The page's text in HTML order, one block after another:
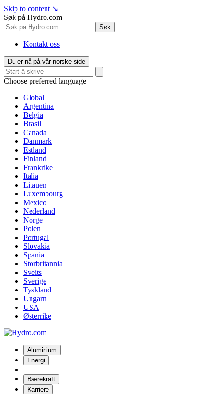
Skip to content ↘
Søk på Hydro.com
Søk
Kontakt oss
Du er nå på vår norske side
Choose preferred language
Global
Argentina
Belgia
Brasil
Canada
Danmark
Estland
Finland
Frankrike
Italia
Litauen
Luxembourg
Mexico
Nederland
Norge
Polen
Portugal
Slovakia
Spania
Storbritannia
Sveits
Sverige
Tyskland
Ungarn
USA
Østerrike
Aluminium
Energi
Bærekraft
Karriere